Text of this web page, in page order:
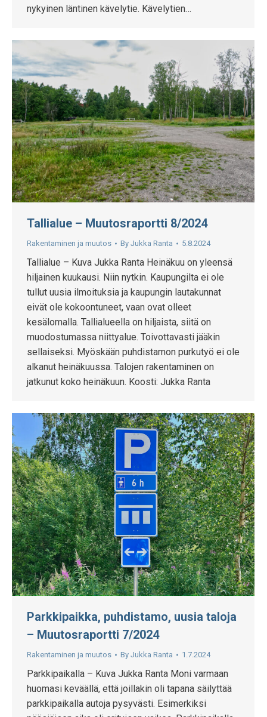
nykyinen läntinen kävelytie. Kävelytien…
Tallialue – Muutosraportti 8/2024
Rakentaminen ja muutos By Jukka Ranta 5.8.2024
Tallialue – Kuva Jukka Ranta Heinäkuu on yleensä
hiljainen kuukausi. Niin nytkin. Kaupungilta ei ole
tullut uusia ilmoituksia ja kaupungin lautakunnat
eivät ole kokoontuneet, vaan ovat olleet
kesälomalla. Tallialueella on hiljaista, siitä on
muodostumassa niittyalue. Toivottavasti jääkin
sellaiseksi. Myöskään puhdistamon purkutyö ei ole
alkanut heinäkuussa. Talojen rakentaminen on
jatkunut koko heinäkuun. Koosti: Jukka Ranta
Parkkipaikka, puhdistamo, uusia taloja
– Muutosraportti 7/2024
Rakentaminen ja muutos By Jukka Ranta 1.7.2024
Parkkipaikalla – Kuva Jukka Ranta Moni varmaan
huomasi keväällä, että joillakin oli tapana säilyttää
parkkipaikalla autoja pysyvästi. Esimerkiksi